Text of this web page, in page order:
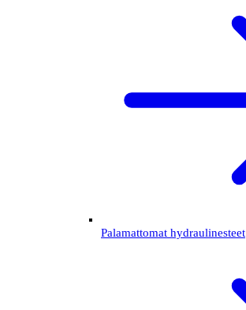
Palamattomat hydraulinesteet